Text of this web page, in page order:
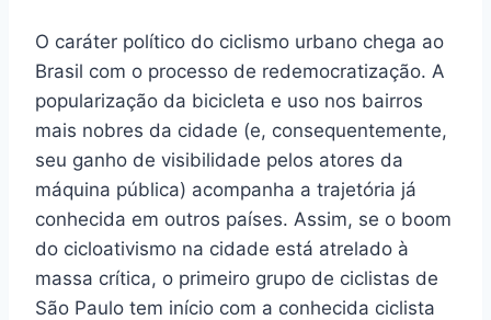
O caráter político do ciclismo urbano chega ao
Brasil com o processo de redemocratização. A
popularização da bicicleta e uso nos bairros
mais nobres da cidade (e, consequentemente,
seu ganho de visibilidade pelos atores da
máquina pública) acompanha a trajetória já
conhecida em outros países. Assim, se o boom
do cicloativismo na cidade está atrelado à
massa crítica, o primeiro grupo de ciclistas de
São Paulo tem início com a conhecida ciclista